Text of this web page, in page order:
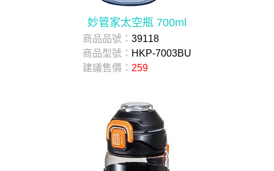
妙管家太空瓶 700ml
商品品號： 39118
商品型號： HKP-7003BU
建議售價： 259